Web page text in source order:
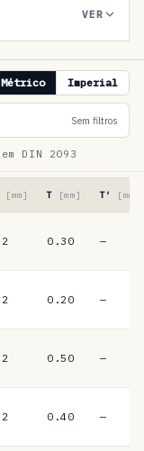
VER
Métrico Imperial
Sem filtros
DIN 2093
[mm] T [mm] T′ [mm]
0.30 —
0.20 —
0.50 —
0.40 —